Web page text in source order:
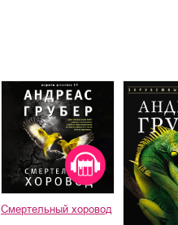
Смертельный хоровод